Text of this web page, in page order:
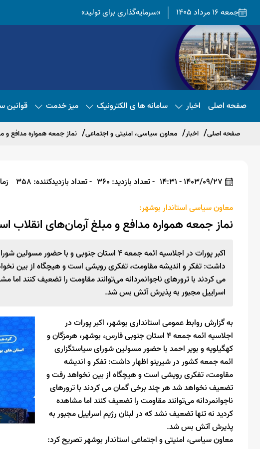
جمعه 16 مرداد 1405 «سرمایه‌گذاری برای تولید»
صفحه اصلی اخبار سامانه ها ی الکترونیک میز خدمت قوانین
صفحه اصلی اخبار معاون سیاسی، امنیتی و اجتماعی نماز جمعه همواره مدافع و
1403/09/27 - 14:31 - تعداد بازدید: 360 - تعداد بازدیدکننده: 358
معاون سیاسی استاندار بوشهر:
نماز جمعه همواره مدافع و مبلغ آرمان‌های انقلاب
اکبر پورات در اجلاسیه ائمه جمعه ۴ استان جنوبی
داشت: تفکر و اندیشه مقاومت، تفکری رویشی است و هیچگاه از بین
می کردند با ترورهای ناجوانمردانه می‌توانند مقاومت را تضعیف کنند اما
اسراییل مجبور به پذیرش آتش بس شد.
به گزارش روابط عمومی استانداری بوشهر، اکبر پورات در
اجلاسیه ائمه جمعه ۴ استان جنوبی فارس، بوشهر، هرمزگان و
کهگیلویه و بویر احمد با حضور مسولین شورای سیاستگزاری
ائمه جمعه کشور در شیرینو اظهار داشت: تفکر و اندیشه
مقاومت، تفکری رویشی است و هیچگاه از بین نخواهد رفت و
تضعیف نخواهد شد هر چند برخی گمان می کردند با ترورهای
ناجوانمردانه می‌توانند مقاومت را تضعیف کنند اما مشاهده
کردید نه تنها تضعیف نشد که در لبنان رژیم اسراییل مجبور به
پذیرش آتش بس شد.
معاون سیاسی، امنیتی و اجتماعی استاندار بوشهر تصریح کرد: